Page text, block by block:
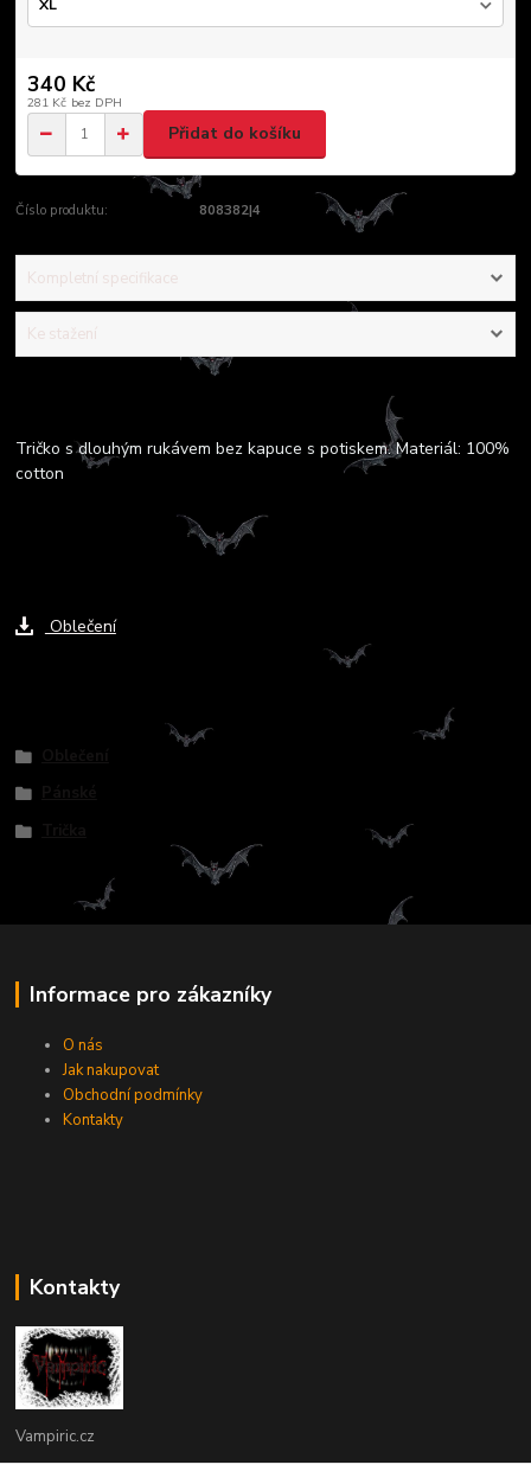
340 Kč
281 Kč bez DPH
Přidat do košíku
Číslo produktu: 808382|4
Kompletní specifikace
Ke stažení
Tričko s dlouhým rukávem bez kapuce s potiskem. Materiál: 100%
cotton
Oblečení
Informace pro zákazníky
O nás
Jak nakupovat
Obchodní podmínky
Kontakty
Kontakty
Vampiric.cz